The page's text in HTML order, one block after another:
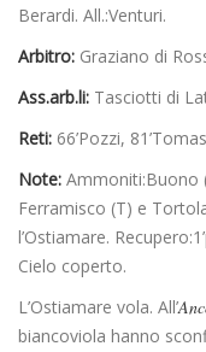
Berardi. All.:Venturi.
Arbitro: Graziano di
Ass.arb.li: Tasciotti di
Reti: 66’Pozzi,
Note: Ammoniti:Buono
Ferramisco (T) e
l’Ostiamare.
Cielo coperto.
L’Ostiamare vola. All’
biancoviola hanno